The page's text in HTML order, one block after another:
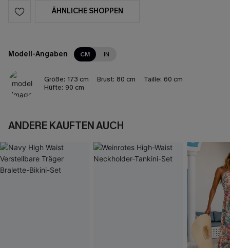
ÄHNLICHE SHOPPEN
Modell-Angaben CM IN
Größe: 173 cm Brust: 80 cm Taille: 60 cm
Hüfte: 90 cm
ANDERE KAUFTEN AUCH